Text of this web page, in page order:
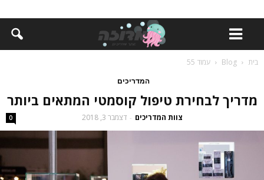
בית Blog עמוד 55
המדריכים
מדריך לבחירת טיפול קוסמטי המתאים ביותר
צוות המדריכים - דצמבר 3, 2018 0